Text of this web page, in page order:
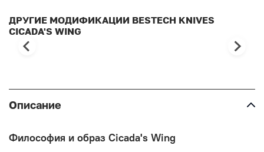
ДРУГИЕ МОДИФИКАЦИИ BESTECH KNIVES
CICADA'S WING
Описание
Философия и образ Cicada's Wing